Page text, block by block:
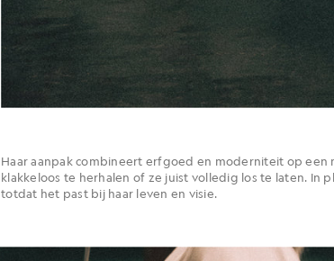
Haar aanpak combineert erfgoed en moderniteit op een
klakkeloos te herhalen of ze juist volledig los te laten. In
totdat het past bij haar leven en visie.